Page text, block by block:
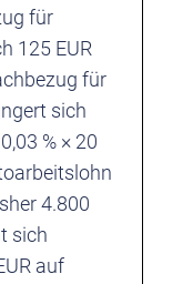
für
125 EUR
für
sich
% × 20
4.800
sich
auf